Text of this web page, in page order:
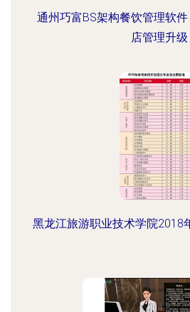
通州巧富BS架构餐饮管理软
店管理升级
黑龙江旅游职业技术学院2018